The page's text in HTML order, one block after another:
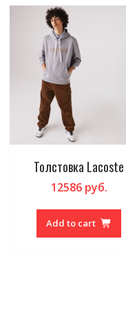
Толстовка Lacoste
12586руб.
Add to cart